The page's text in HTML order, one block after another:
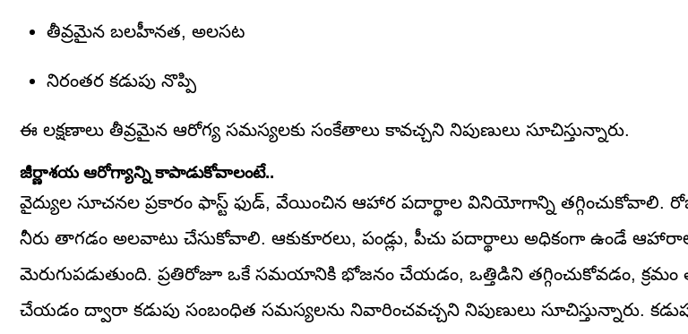
తీవ్రమైన బలహీనత, అలసట
నిరంతర కడుపు నొప్పి
ఈ లక్షణాలు తీవ్రమైన ఆరోగ్య సమస్యలకు సంకేతాలు కావచ్చని నిపుణులు సూచిస్తున్నారు.
జీర్ణాశయ ఆరోగ్యాన్ని కాపాడుకోవాలంటే..
వైద్యుల సూచనల ప్రకారం ఫాస్ట్ ఫుడ్, వేయించిన ఆహార పదార్థాల వినియోగాన్ని తగ్గించుకోవాలి.
నీరు తాగడం అలవాటు చేసుకోవాలి. ఆకుకూరలు, పండ్లు, పీచు పదార్థాలు అధికంగా ఉండే
మెరుగుపడుతుంది. ప్రతిరోజూ ఒకే సమయానికి భోజనం చేయడం, ఒత్తిడిని తగ్గించుకోవడం,
చేయడం ద్వారా కడుపు సంబంధిత సమస్యలను నివారించవచ్చని నిపుణులు సూచిస్తున్నారు.